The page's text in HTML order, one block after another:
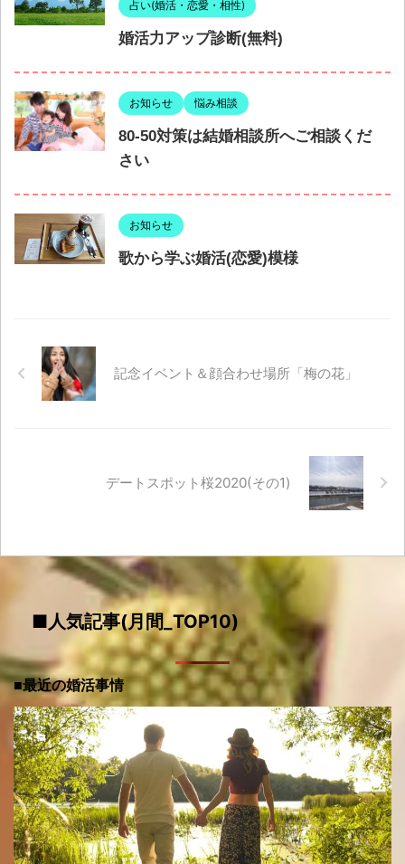
占い(婚活・恋愛・相性)
婚活力アップ診断(無料)
お知らせ 悩み相談
80-50対策は結婚相談所へご相談くだ
さい
お知らせ
歌から学ぶ婚活(恋愛)模様
記念イベント＆顔合わせ場所「梅の花」
デートスポット桜2020(その1)
■人気記事(月間_TOP10)
■最近の婚活事情